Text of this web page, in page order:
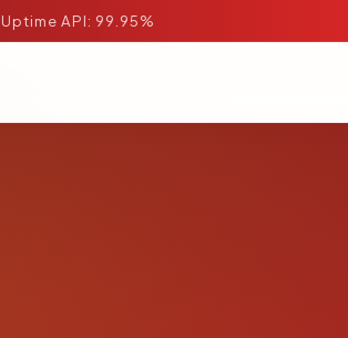
Uptime API: 99.95%